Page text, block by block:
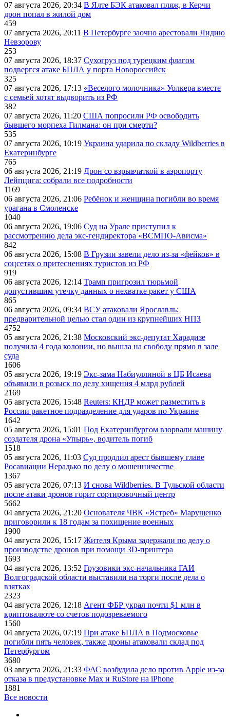
07 августа 2026, 20:34 В Ялте БЭК атаковал пляж, в Керчи
дрон попал в жилой дом
459
07 августа 2026, 20:11 В Петербурге заочно арестовали Лидию
Невзорову
253
07 августа 2026, 18:37 Сухогруз под турецким флагом
подвергся атаке БПЛА у порта Новороссийск
325
07 августа 2026, 17:13 «Веселого молочника» Уолкера вместе
с семьей хотят выдворить из РФ
382
07 августа 2026, 11:20 США попросили РФ освободить
бывшего морпеха Гилмана: он при смерти?
535
07 августа 2026, 10:19 Украина ударила по складу Wildberries в
Екатеринбурге
765
06 августа 2026, 21:19 Дрон со взрывчаткой в аэропорту
Лейпцига: собрали все подробности
1169
06 августа 2026, 21:06 Ребёнок и женщина погибли во время
урагана в Смоленске
1040
06 августа 2026, 19:06 Суд на Урале приступил к
рассмотрению дела экс-гендиректора «ВСМПО-Ависма»
842
06 августа 2026, 15:08 В Грузии завели дело из-за «фейков» в
соцсетях о притеснениях туристов из РФ
919
06 августа 2026, 12:14 Трамп пригрозил тюрьмой
допустившим утечку данных о нехватке ракет у США
865
06 августа 2026, 09:34 ВСУ атаковали Ярославль:
предварительной целью стал один из крупнейших НПЗ
4752
05 августа 2026, 21:38 Московский экс-депутат Харадизе
получила 4 года колонии, но вышла на свободу прямо в зале
суда
1606
05 августа 2026, 19:19 Экс-зама Набиуллиной в ЦБ Исаева
объявили в розыск по делу хищения 4 млрд рублей
2169
05 августа 2026, 15:48 Reuters: КНДР может разместить в
России ракетное подразделение для ударов по Украине
1642
05 августа 2026, 15:01 Под Екатеринбургом взорвали машину
создателя дрона «Упырь», водитель погиб
1518
05 августа 2026, 11:03 Суд продлил арест бывшему главе
Росавиации Нерадько по делу о мошенничестве
1367
05 августа 2026, 07:13 И снова Wildberries. В Тульской области
после атаки дронов горит сортировочный центр
5662
04 августа 2026, 21:20 Основателя ЧВК «Ястреб» Марущенко
приговорили к 18 годам за похищение военных
1900
04 августа 2026, 15:17 Жителя Крыма задержали по делу о
производстве дронов при помощи 3D‑принтера
1693
04 августа 2026, 13:52 Грузовики экс-начальника ГАИ
Волгоградской области выставили на торги после дела о
взятках
2323
04 августа 2026, 12:18 Агент ФБР украл почти $1 млн в
криптовалюте со счетов подозреваемого
1560
04 августа 2026, 07:19 При атаке БПЛА в Подмосковье
погибли пять человек, также дроны атаковали склад под
Петербургом
3680
03 августа 2026, 21:33 ФАС возбудила дело против Apple из-за
отказа в предустановке Max и RuStore на iPhone
1881
Все новости